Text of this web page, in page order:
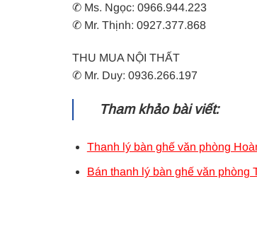
✆ Ms. Ngọc: 0966.944.223
✆ Mr. Thịnh: 0927.377.868
THU MUA NỘI THẤT
✆ Mr. Duy: 0936.266.197
Tham khảo bài viết:
Thanh lý bàn ghế văn phòng
Bán thanh lý bàn ghế văn phòng